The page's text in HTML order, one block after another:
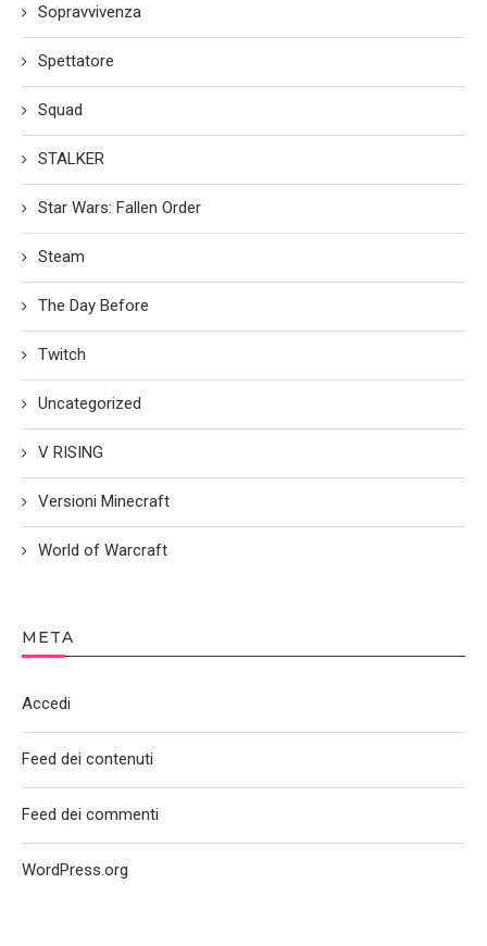
Sopravvivenza
Spettatore
Squad
STALKER
Star Wars: Fallen Order
Steam
The Day Before
Twitch
Uncategorized
V RISING
Versioni Minecraft
World of Warcraft
META
Accedi
Feed dei contenuti
Feed dei commenti
WordPress.org